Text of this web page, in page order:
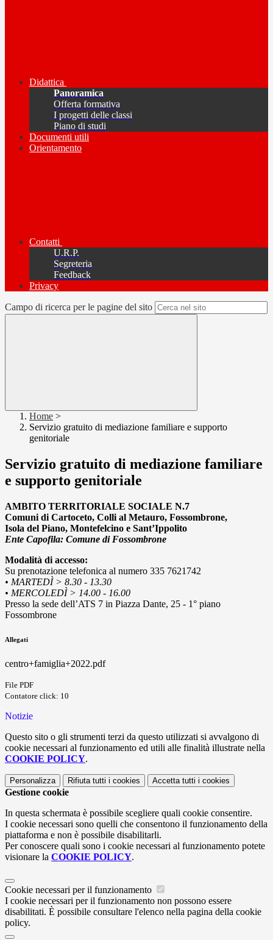
Didattica
Panoramica
Offerta formativa
I progetti delle classi
Piano di studi
Documenti utili
Orientamento
Contatti
U.R.P.
Segreteria
Feedback
Privacy
Campo di ricerca per le pagine del sito
Home >
Servizio gratuito di mediazione familiare e supporto
genitoriale
Servizio gratuito di mediazione familiare
e supporto genitoriale
AMBITO TERRITORIALE SOCIALE N.7
Comuni di Cartoceto, Colli al Metauro, Fossombrone,
Isola del Piano, Montefelcino e Sant’Ippolito
Ente Capofila: Comune di Fossombrone
Modalità di accesso:
Su prenotazione telefonica al numero 335 7621742
• MARTEDÌ > 8.30 - 13.30
• MERCOLEDÌ > 14.00 - 16.00
Presso la sede dell’ATS 7 in Piazza Dante, 25 - 1° piano
Fossombrone
Allegati
centro+famiglia+2022.pdf
File PDF
Contatore click: 10
Notizie
Questo sito o gli strumenti terzi da questo utilizzati si avvalgono di
cookie necessari al funzionamento ed utili alle finalità illustrate nella
COOKIE POLICY.
Personalizza Rifiuta tutti i cookies Accetta tutti i cookies
Gestione cookie
In questa schermata è possibile scegliere quali cookie consentire.
I cookie necessari sono quelli che consentono il funzionamento della
piattaforma e non è possibile disabilitarli.
Per conoscere quali sono i cookie necessari al funzionamento potete
visionare la COOKIE POLICY.
Cookie necessari per il funzionamento
I cookie necessari per il funzionamento non possono essere
disabilitati. È possibile consultare l'elenco nella pagina della cookie
policy.